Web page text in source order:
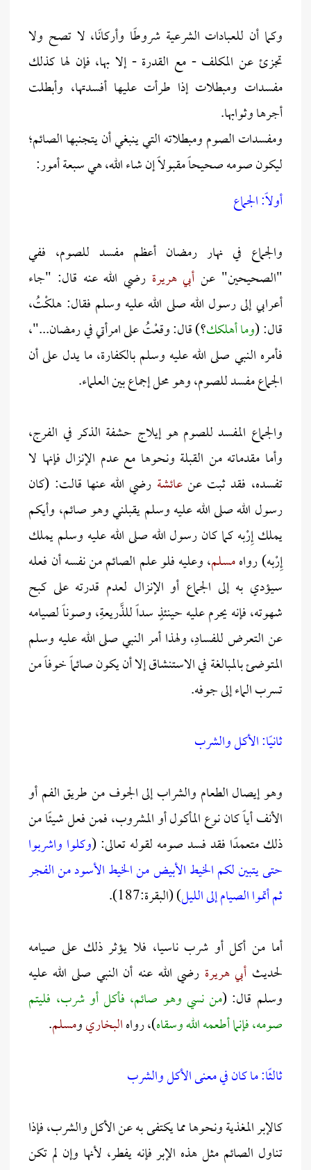
وكما أن للعبادات الشرعية شروطًا وأركانًا، لا تصح ولا
تجزئ عن المكلف - مع القدرة - إلا بها، فإن لها كذلك
مفسدات ومبطلات إذا طرأت عليها أفسدتها، وأبطلت
أجرها وثوابها.
ومفسدات الصوم ومبطلاته التي ينبغي أن يتجنبها الصائم؛
ليكون صومه صحيحاً مقبولاً إن شاء الله، هي سبعة أمور:
أولاً: الجماع
والجماع في نهار رمضان أعظم مفسد للصوم، ففي
"الصحيحين" عنأبي هريرة رضي الله عنه قال: "جاء
أعرابي إلى رسول الله صلى الله عليه وسلم فقال: هلكْتُ،
قال: (وما أهلكك؟) قال: وقعْتُ على امرأتي في رمضان..."،
فأمره النبي صلى الله عليه وسلم بالكفارة، ما يدل على أن
الجماع مفسد للصوم، وهو محل إجماع بين العلماء.
والجماع المفسد للصوم هو إيلاج حشفة الذكر في الفرج،
وأما مقدماته من القبلة ونحوها مع عدم الإنزال فإنها لا
تفسده، فقد ثبت عنعائشة رضي الله عنها قالت: (كان
رسول الله صلى الله عليه وسلم يقبلني وهو صائم، وأيكم
يملك إِرْبه كما كان رسول الله صلى الله عليه وسلم يملك
إِرْبه) رواهمسلم، وعليه فلو علم الصائم من نفسه أن فعله
سيؤدي به إلى الجماع أو الإنزال لعدم قدرته على كبح
شهوته، فإنه يحرم عليه حينئذٍ سداً للذَّريعةِ، وصوناً لصيامه
عن التعرض للفسادِ، ولهذا أمر النبي صلى الله عليه وسلم
المتوضئ بالمبالغة في الاستنشاق إلا أن يكون صائماً خوفاً من
تسرب الماء إلى جوفه.
ثانيًا: الأكل والشرب
وهو إيصال الطعام والشراب إلى الجوف من طريق الفم أو
الأنف أياً كان نوع المأكول أو المشروب، فمن فعل شيئًا من
ذلك متعمدًا فقد فسد صومه لقوله تعالى: (وكلوا واشربوا
حتى يتبين لكم الخيط الأبيض من الخيط الأسود من الفجر
ثم أتموا الصيام إلى الليل) (البقرة:187).
أما من أكل أو شرب ناسيا، فلا يؤثر ذلك على صيامه
لحديث أبي هريرة رضي الله عنه أن النبي صلى الله عليه
وسلم قال: (من نسي وهو صائم، فأكل أو شرب، فليتم
صومه، فإنما أطعمه الله وسقاه)، رواهالبخاريومسلم.
ثالثًا: ما كان في معنى الأكل والشرب
كالإبر المغذية ونحوها مما يكتفى به عن الأكل والشرب، فإذا
تناول الصائم مثل هذه الإبر فإنه يفطر، لأنها وإن لم تكن